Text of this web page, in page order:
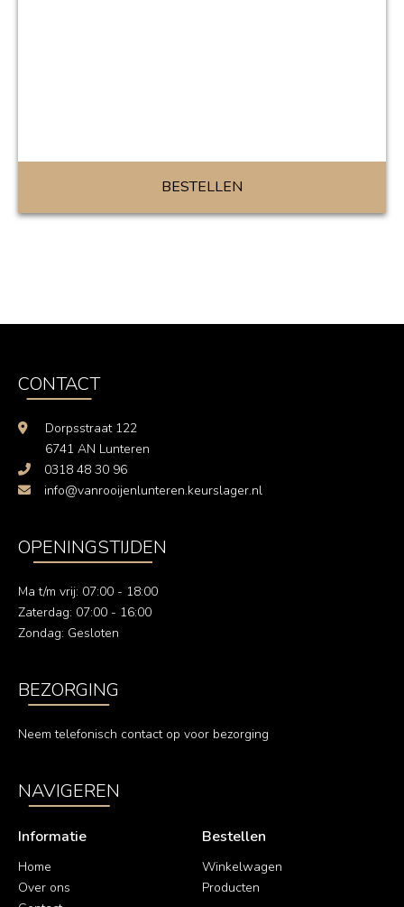
BESTELLEN
CONTACT
Dorpsstraat 122
6741 AN Lunteren
0318 48 30 96
info@vanrooijenlunteren.keurslager.nl
OPENINGSTIJDEN
Ma t/m vrij: 07:00 - 18:00
Zaterdag: 07:00 - 16:00
Zondag: Gesloten
BEZORGING
Neem telefonisch contact op voor bezorging
NAVIGEREN
Informatie
Home
Over ons
Bestellen
Winkelwagen
Producten